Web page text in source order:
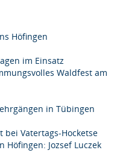
Höfingen
im Einsatz
Waldfest am
in Tübingen
Vatertags-Hocketse
Jozsef Luczek